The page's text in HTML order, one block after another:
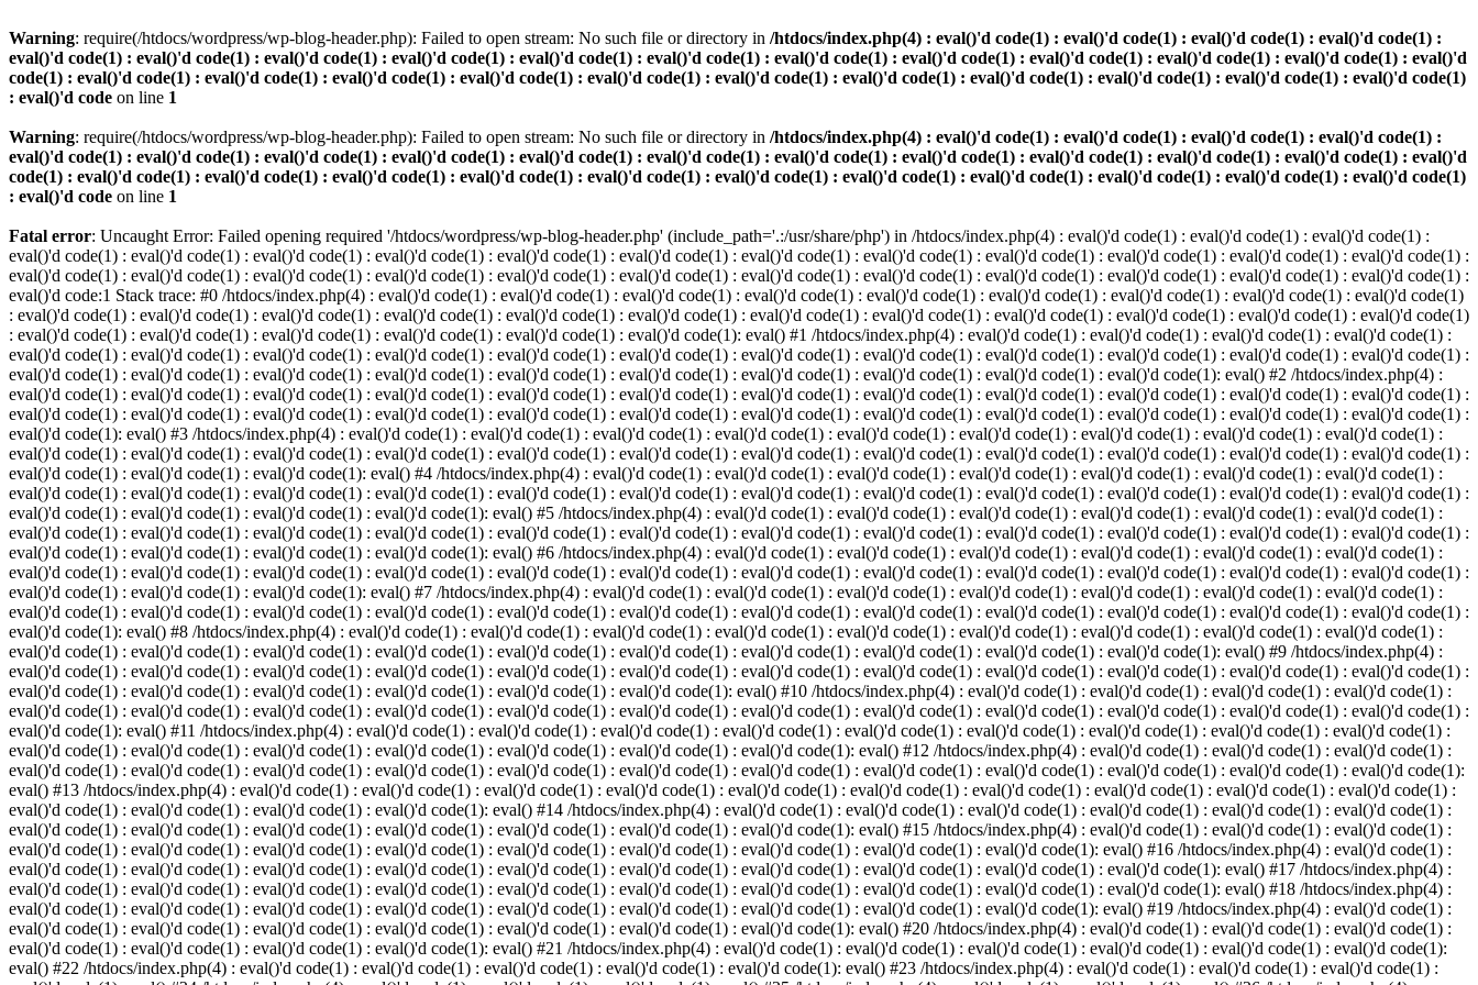
Warning: require(/htdocs/wordpress/wp-blog-header.php): Failed to open stream: No such file or directory in /htdocs/index.php(4) : eval()'d code(1) : eval()'d code(1) : eval()'d code(1) : eval()'d code(1) :
eval()'d code(1) : eval()'d code(1) : eval()'d code(1) : eval()'d code(1) : eval()'d code(1) : eval()'d code(1) : eval()'d code(1) : eval()'d code(1) : eval()'d code(1) : eval()'d code(1) : eval()'d code(1) : eval()'d
code(1) : eval()'d code(1) : eval()'d code(1) : eval()'d code(1) : eval()'d code(1) : eval()'d code(1) : eval()'d code(1) : eval()'d code(1) : eval()'d code(1) : eval()'d code(1) : eval()'d code(1) : eval()'d code(1)
: eval()'d code on line 1
Warning: require(/htdocs/wordpress/wp-blog-header.php): Failed to open stream: No such file or directory in /htdocs/index.php(4) : eval()'d code(1) : eval()'d code(1) : eval()'d code(1) : eval()'d code(1) :
eval()'d code(1) : eval()'d code(1) : eval()'d code(1) : eval()'d code(1) : eval()'d code(1) : eval()'d code(1) : eval()'d code(1) : eval()'d code(1) : eval()'d code(1) : eval()'d code(1) : eval()'d code(1) : eval()'d
code(1) : eval()'d code(1) : eval()'d code(1) : eval()'d code(1) : eval()'d code(1) : eval()'d code(1) : eval()'d code(1) : eval()'d code(1) : eval()'d code(1) : eval()'d code(1) : eval()'d code(1) : eval()'d code(1)
: eval()'d code on line 1
Fatal error: Uncaught Error: Failed opening required '/htdocs/wordpress/wp-blog-header.php' (include_path='.:/usr/share/php') in /htdocs/index.php(4) : eval()'d code(1) : eval()'d code(1) : eval()'d code(1) :
eval()'d code(1) : eval()'d code(1) : eval()'d code(1) : eval()'d code(1) : eval()'d code(1) : eval()'d code(1) : eval()'d code(1) : eval()'d code(1) : eval()'d code(1) : eval()'d code(1) : eval()'d code(1) : eval()'d code(1) :
eval()'d code(1) : eval()'d code(1) : eval()'d code(1) : eval()'d code(1) : eval()'d code(1) : eval()'d code(1) : eval()'d code(1) : eval()'d code(1) : eval()'d code(1) : eval()'d code(1) : eval()'d code(1) : eval()'d code(1) :
eval()'d code:1 Stack trace: #0 /htdocs/index.php(4) : eval()'d code(1) : eval()'d code(1) : eval()'d code(1) : eval()'d code(1) : eval()'d code(1) : eval()'d code(1) : eval()'d code(1) : eval()'d code(1) : eval()'d code(1)
: eval()'d code(1) : eval()'d code(1) : eval()'d code(1) : eval()'d code(1) : eval()'d code(1) : eval()'d code(1) : eval()'d code(1) : eval()'d code(1) : eval()'d code(1) : eval()'d code(1) : eval()'d code(1) : eval()'d code(1)
: eval()'d code(1) : eval()'d code(1) : eval()'d code(1) : eval()'d code(1) : eval()'d code(1) : eval()'d code(1): eval() #1 /htdocs/index.php(4) : eval()'d code(1) : eval()'d code(1) : eval()'d code(1) : eval()'d code(1) :
eval()'d code(1) : eval()'d code(1) : eval()'d code(1) : eval()'d code(1) : eval()'d code(1) : eval()'d code(1) : eval()'d code(1) : eval()'d code(1) : eval()'d code(1) : eval()'d code(1) : eval()'d code(1) : eval()'d code(1) :
eval()'d code(1) : eval()'d code(1) : eval()'d code(1) : eval()'d code(1) : eval()'d code(1) : eval()'d code(1) : eval()'d code(1) : eval()'d code(1) : eval()'d code(1) : eval()'d code(1): eval() #2 /htdocs/index.php(4) :
eval()'d code(1) : eval()'d code(1) : eval()'d code(1) : eval()'d code(1) : eval()'d code(1) : eval()'d code(1) : eval()'d code(1) : eval()'d code(1) : eval()'d code(1) : eval()'d code(1) : eval()'d code(1) : eval()'d code(1) :
eval()'d code(1) : eval()'d code(1) : eval()'d code(1) : eval()'d code(1) : eval()'d code(1) : eval()'d code(1) : eval()'d code(1) : eval()'d code(1) : eval()'d code(1) : eval()'d code(1) : eval()'d code(1) : eval()'d code(1) :
eval()'d code(1): eval() #3 /htdocs/index.php(4) : eval()'d code(1) : eval()'d code(1) : eval()'d code(1) : eval()'d code(1) : eval()'d code(1) : eval()'d code(1) : eval()'d code(1) : eval()'d code(1) : eval()'d code(1) :
eval()'d code(1) : eval()'d code(1) : eval()'d code(1) : eval()'d code(1) : eval()'d code(1) : eval()'d code(1) : eval()'d code(1) : eval()'d code(1) : eval()'d code(1) : eval()'d code(1) : eval()'d code(1) : eval()'d code(1) :
eval()'d code(1) : eval()'d code(1) : eval()'d code(1): eval() #4 /htdocs/index.php(4) : eval()'d code(1) : eval()'d code(1) : eval()'d code(1) : eval()'d code(1) : eval()'d code(1) : eval()'d code(1) : eval()'d code(1) :
eval()'d code(1) : eval()'d code(1) : eval()'d code(1) : eval()'d code(1) : eval()'d code(1) : eval()'d code(1) : eval()'d code(1) : eval()'d code(1) : eval()'d code(1) : eval()'d code(1) : eval()'d code(1) : eval()'d code(1) :
eval()'d code(1) : eval()'d code(1) : eval()'d code(1) : eval()'d code(1): eval() #5 /htdocs/index.php(4) : eval()'d code(1) : eval()'d code(1) : eval()'d code(1) : eval()'d code(1) : eval()'d code(1) : eval()'d code(1) :
eval()'d code(1) : eval()'d code(1) : eval()'d code(1) : eval()'d code(1) : eval()'d code(1) : eval()'d code(1) : eval()'d code(1) : eval()'d code(1) : eval()'d code(1) : eval()'d code(1) : eval()'d code(1) : eval()'d code(1) :
eval()'d code(1) : eval()'d code(1) : eval()'d code(1) : eval()'d code(1): eval() #6 /htdocs/index.php(4) : eval()'d code(1) : eval()'d code(1) : eval()'d code(1) : eval()'d code(1) : eval()'d code(1) : eval()'d code(1) :
eval()'d code(1) : eval()'d code(1) : eval()'d code(1) : eval()'d code(1) : eval()'d code(1) : eval()'d code(1) : eval()'d code(1) : eval()'d code(1) : eval()'d code(1) : eval()'d code(1) : eval()'d code(1) : eval()'d code(1) :
eval()'d code(1) : eval()'d code(1) : eval()'d code(1): eval() #7 /htdocs/index.php(4) : eval()'d code(1) : eval()'d code(1) : eval()'d code(1) : eval()'d code(1) : eval()'d code(1) : eval()'d code(1) : eval()'d code(1) :
eval()'d code(1) : eval()'d code(1) : eval()'d code(1) : eval()'d code(1) : eval()'d code(1) : eval()'d code(1) : eval()'d code(1) : eval()'d code(1) : eval()'d code(1) : eval()'d code(1) : eval()'d code(1) : eval()'d code(1) :
eval()'d code(1): eval() #8 /htdocs/index.php(4) : eval()'d code(1) : eval()'d code(1) : eval()'d code(1) : eval()'d code(1) : eval()'d code(1) : eval()'d code(1) : eval()'d code(1) : eval()'d code(1) : eval()'d code(1) :
eval()'d code(1) : eval()'d code(1) : eval()'d code(1) : eval()'d code(1) : eval()'d code(1) : eval()'d code(1) : eval()'d code(1) : eval()'d code(1) : eval()'d code(1) : eval()'d code(1): eval() #9 /htdocs/index.php(4) :
eval()'d code(1) : eval()'d code(1) : eval()'d code(1) : eval()'d code(1) : eval()'d code(1) : eval()'d code(1) : eval()'d code(1) : eval()'d code(1) : eval()'d code(1) : eval()'d code(1) : eval()'d code(1) : eval()'d code(1) :
eval()'d code(1) : eval()'d code(1) : eval()'d code(1) : eval()'d code(1) : eval()'d code(1) : eval()'d code(1): eval() #10 /htdocs/index.php(4) : eval()'d code(1) : eval()'d code(1) : eval()'d code(1) : eval()'d code(1) :
eval()'d code(1) : eval()'d code(1) : eval()'d code(1) : eval()'d code(1) : eval()'d code(1) : eval()'d code(1) : eval()'d code(1) : eval()'d code(1) : eval()'d code(1) : eval()'d code(1) : eval()'d code(1) : eval()'d code(1) :
eval()'d code(1): eval() #11 /htdocs/index.php(4) : eval()'d code(1) : eval()'d code(1) : eval()'d code(1) : eval()'d code(1) : eval()'d code(1) : eval()'d code(1) : eval()'d code(1) : eval()'d code(1) : eval()'d code(1) :
eval()'d code(1) : eval()'d code(1) : eval()'d code(1) : eval()'d code(1) : eval()'d code(1) : eval()'d code(1) : eval()'d code(1): eval() #12 /htdocs/index.php(4) : eval()'d code(1) : eval()'d code(1) : eval()'d code(1) :
eval()'d code(1) : eval()'d code(1) : eval()'d code(1) : eval()'d code(1) : eval()'d code(1) : eval()'d code(1) : eval()'d code(1) : eval()'d code(1) : eval()'d code(1) : eval()'d code(1) : eval()'d code(1) : eval()'d code(1):
eval() #13 /htdocs/index.php(4) : eval()'d code(1) : eval()'d code(1) : eval()'d code(1) : eval()'d code(1) : eval()'d code(1) : eval()'d code(1) : eval()'d code(1) : eval()'d code(1) : eval()'d code(1) : eval()'d code(1) :
eval()'d code(1) : eval()'d code(1) : eval()'d code(1) : eval()'d code(1): eval() #14 /htdocs/index.php(4) : eval()'d code(1) : eval()'d code(1) : eval()'d code(1) : eval()'d code(1) : eval()'d code(1) : eval()'d code(1) :
eval()'d code(1) : eval()'d code(1) : eval()'d code(1) : eval()'d code(1) : eval()'d code(1) : eval()'d code(1) : eval()'d code(1): eval() #15 /htdocs/index.php(4) : eval()'d code(1) : eval()'d code(1) : eval()'d code(1) :
eval()'d code(1) : eval()'d code(1) : eval()'d code(1) : eval()'d code(1) : eval()'d code(1) : eval()'d code(1) : eval()'d code(1) : eval()'d code(1) : eval()'d code(1): eval() #16 /htdocs/index.php(4) : eval()'d code(1) :
eval()'d code(1) : eval()'d code(1) : eval()'d code(1) : eval()'d code(1) : eval()'d code(1) : eval()'d code(1) : eval()'d code(1) : eval()'d code(1) : eval()'d code(1) : eval()'d code(1): eval() #17 /htdocs/index.php(4) :
eval()'d code(1) : eval()'d code(1) : eval()'d code(1) : eval()'d code(1) : eval()'d code(1) : eval()'d code(1) : eval()'d code(1) : eval()'d code(1) : eval()'d code(1) : eval()'d code(1): eval() #18 /htdocs/index.php(4) :
eval()'d code(1) : eval()'d code(1) : eval()'d code(1) : eval()'d code(1) : eval()'d code(1) : eval()'d code(1) : eval()'d code(1) : eval()'d code(1) : eval()'d code(1): eval() #19 /htdocs/index.php(4) : eval()'d code(1) :
eval()'d code(1) : eval()'d code(1) : eval()'d code(1) : eval()'d code(1) : eval()'d code(1) : eval()'d code(1) : eval()'d code(1): eval() #20 /htdocs/index.php(4) : eval()'d code(1) : eval()'d code(1) : eval()'d code(1) :
eval()'d code(1) : eval()'d code(1) : eval()'d code(1) : eval()'d code(1): eval() #21 /htdocs/index.php(4) : eval()'d code(1) : eval()'d code(1) : eval()'d code(1) : eval()'d code(1) : eval()'d code(1) : eval()'d code(1):
eval() #22 /htdocs/index.php(4) : eval()'d code(1) : eval()'d code(1) : eval()'d code(1) : eval()'d code(1) : eval()'d code(1): eval() #23 /htdocs/index.php(4) : eval()'d code(1) : eval()'d code(1) : eval()'d code(1) :